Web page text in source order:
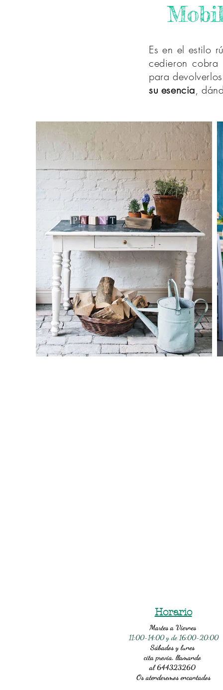
Es en el estilo
cedieron cobra
para
su esencia,
Horario
Martes a Viernes
11:00-14:00 y de 16:00-20:00
Sábados y lunes
cita previa, llamando
al 644323260
Os atenderemos encantados